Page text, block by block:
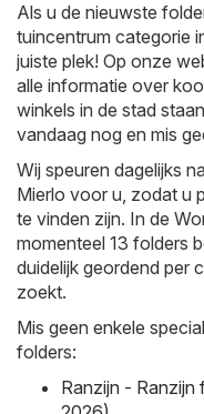
Als u de nieuwste
tuincentrum categorie
juiste plek! Op onze
alle informatie over
winkels in de stad
vandaag nog en mis
Wij speuren dagelijks
Mierlo voor u, zodat u
te vinden zijn. In de
momenteel 13 folders
duidelijk geordend per
zoekt.
Mis geen enkele
folders:
Ranzijn -